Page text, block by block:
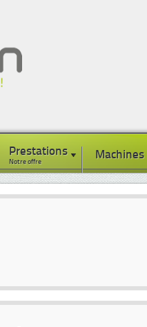
Prestations
Notre offre
Machines